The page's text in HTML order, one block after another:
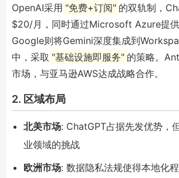
OpenAI采用 "免费+订阅" 的双轨制，
$20/月，同时通过Microsoft Azure提供
Google则将Gemini深度集成到
中，采取 "基础设施即服务" 的策略。
市场，与亚马逊AWS达成战略合作。
2. 区域布局
北美市场: ChatGPT占据先发优势，
业领域的挑战
欧洲市场: 数据隐私法规使得本地化